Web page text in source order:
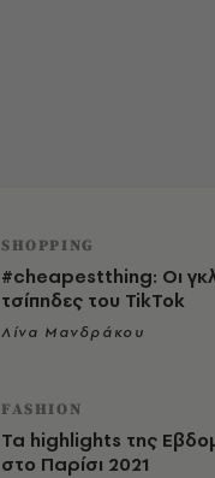
SHOPPING
#cheapestthing: Οι
τσίπηδες του TikTok
Λίνα Μανδράκου
FASHION
Τα highlights της
στο Παρίσι 2021